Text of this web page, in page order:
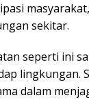
sekitar.
seperti ini
lingkungan.
dalam